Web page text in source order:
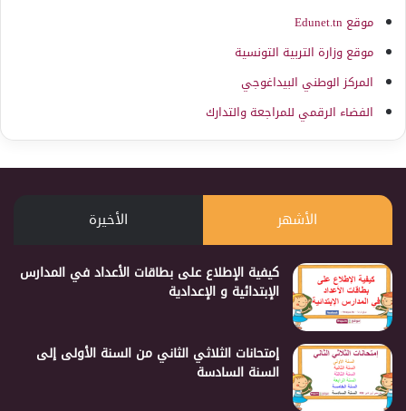
موقع Edunet.tn
موقع وزارة التربية التونسية
المركز الوطني البيداغوجي
الفضاء الرقمي للمراجعة والتدارك
الأشهر الأخيرة
كيفية الإطلاع على بطاقات الأعداد في المدارس
الإبتدائية و الإعدادية
إمتحانات الثلاثي الثاني من السنة الأولى إلى
السنة السادسة